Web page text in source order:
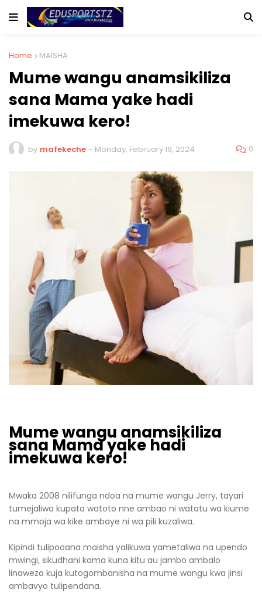
Home MAISHA
Mume wangu anamsikiliza
sana Mama yake hadi
imekuwa kero!
by mafekeche - Monday, February 19, 2024 0
Mume wangu anamsikiliza
sana Mama yake hadi
imekuwa kero!
Mwaka 2008 nilifunga ndoa na mume wangu Jerry, tayari
tumejaliwa kupata watoto nne ambao ni watatu wa kiume
na mmoja wa kike ambaye ni wa pili kuzaliwa.
Kipindi tulipooana maisha yalikuwa yametaliwa na upendo
mwingi, sikudhani kama kuna kitu au jambo ambalo
linaweza kuja kutogombanisha na mume wangu kwa jinsi
ambavyo tulipendana.